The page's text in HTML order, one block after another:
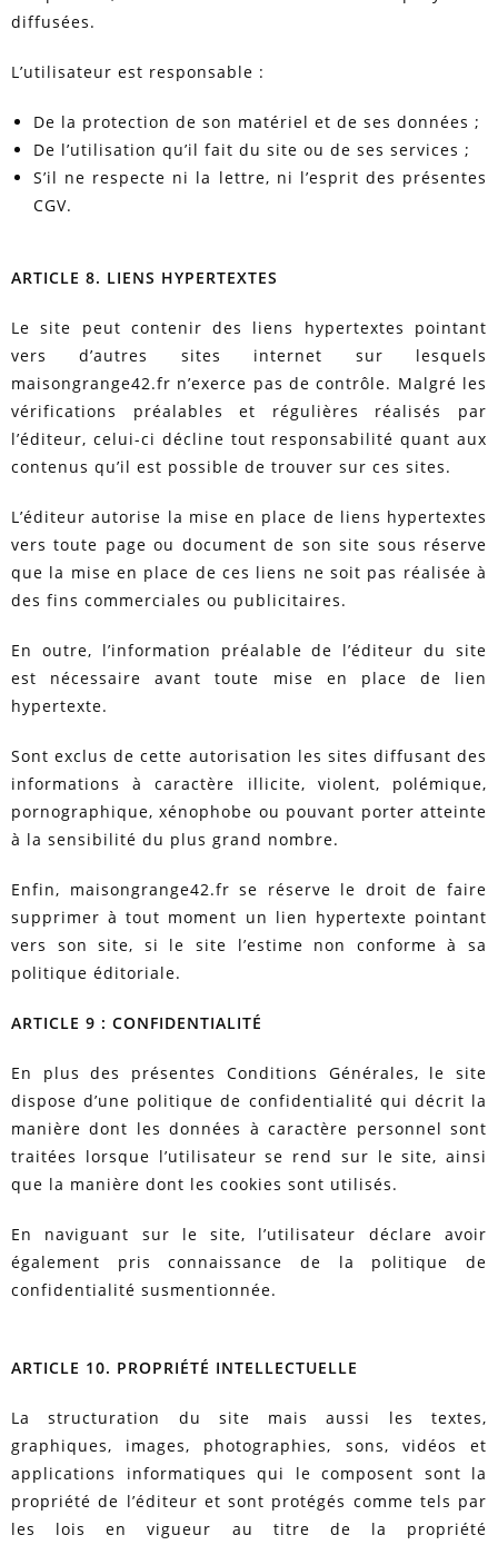
diffusées.
L’utilisateur est responsable :
De la protection de son matériel et de ses données ;
De l’utilisation qu’il fait du site ou de ses services ;
S’il ne respecte ni la lettre, ni l’esprit des présentes
CGV.
ARTICLE 8. LIENS HYPERTEXTES
Le site peut contenir des liens hypertextes pointant
vers d’autres sites internet sur lesquels
maisongrange42.fr n’exerce pas de contrôle. Malgré les
vérifications préalables et régulières réalisés par
l’éditeur, celui-ci décline tout responsabilité quant aux
contenus qu’il est possible de trouver sur ces sites.
L’éditeur autorise la mise en place de liens hypertextes
vers toute page ou document de son site sous réserve
que la mise en place de ces liens ne soit pas réalisée à
des fins commerciales ou publicitaires.
En outre, l’information préalable de l’éditeur du site
est nécessaire avant toute mise en place de lien
hypertexte.
Sont exclus de cette autorisation les sites diffusant des
informations à caractère illicite, violent, polémique,
pornographique, xénophobe ou pouvant porter atteinte
à la sensibilité du plus grand nombre.
Enfin, maisongrange42.fr se réserve le droit de faire
supprimer à tout moment un lien hypertexte pointant
vers son site, si le site l’estime non conforme à sa
politique éditoriale.
ARTICLE 9 : CONFIDENTIALITÉ
En plus des présentes Conditions Générales, le site
dispose d’une politique de confidentialité qui décrit la
manière dont les données à caractère personnel sont
traitées lorsque l’utilisateur se rend sur le site, ainsi
que la manière dont les cookies sont utilisés.
En naviguant sur le site, l’utilisateur déclare avoir
également pris connaissance de la politique de
confidentialité susmentionnée.
ARTICLE 10. PROPRIÉTÉ INTELLECTUELLE
La structuration du site mais aussi les textes,
graphiques, images, photographies, sons, vidéos et
applications informatiques qui le composent sont la
propriété de l’éditeur et sont protégés comme tels par
les lois en vigueur au titre de la propriété